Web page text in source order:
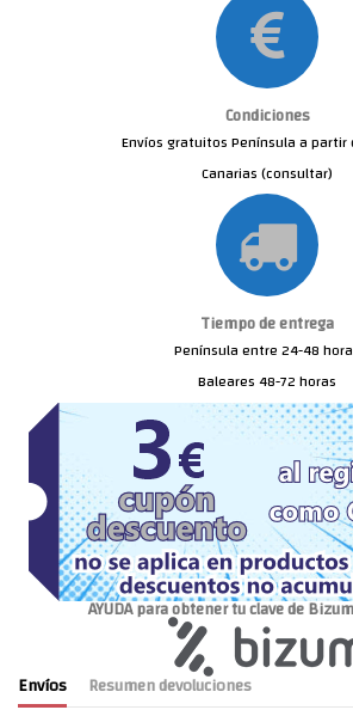
Condiciones
Envíos gratuitos Península a partir
Canarias (consultar)
Tiempo de entrega
Península entre 24-48
Baleares 48-72 horas
AYUDA para obtener tu clave de
Envíos Resumen devoluciones